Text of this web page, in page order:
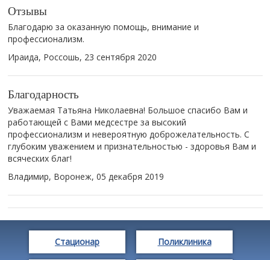
Отзывы
Благодарю за оказанную помощь, внимание и
профессионализм.
Ираида, Россошь, 23 сентября 2020
Благодарность
Уважаемая Татьяна Николаевна! Большое спасибо Вам и
работающей с Вами медсестре за высокий
профессионализм и невероятную доброжелательность. С
глубоким уважением и признательностью - здоровья Вам и
всяческих благ!
Владимир, Воронеж, 05 декабря 2019
Стационар Поликлиника